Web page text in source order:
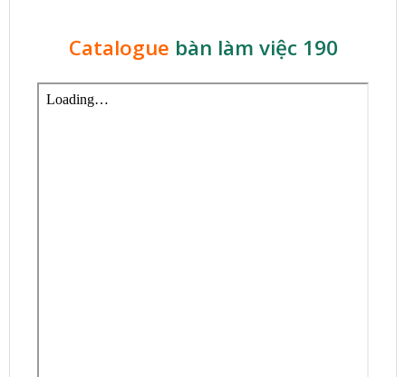
Catalogue bàn làm việc 190